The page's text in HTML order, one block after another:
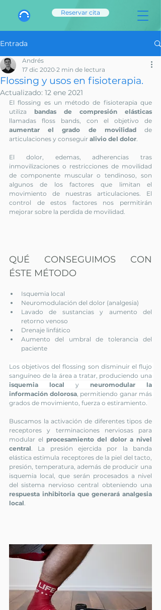
Reservar cita
Entrada
Flossing y usos en fisioterapia.
Andrés
17 dic 2020 2 min de lectura
Actualizado: 12 ene 2021
El flossing es un método de fisioterapia que
utiliza bandas de compresión elásticas
aumentar el grado de movilidad de
articulaciones y conseguir alivio del dolor.
El dolor, edemas, adherencias tras
inmovilizaciones o restricciones de movilidad
de componente muscular o tendinoso, son
algunos de los factores que limitan el
movimiento de nuestras articulaciones. El
control de estos factores nos permitirán
mejorar sobre la perdida de movilidad.
QUÉ CONSEGUIMOS CON
ÉSTE MÉTODO
Isquemia local
Neuromodulación del dolor (analgesia)
Lavado de sustancias y aumento del
retorno venoso
Drenaje linfático
Aumento del umbral de tolerancia del
paciente
Los objetivos del flossing son disminuir el flujo
isquemia local y neuromodular la
información dolorosa, permitiendo ganar más
grados de movimiento, fuerza o estiramiento.
Buscamos la activación de diferentes tipos de
receptores y terminaciones nerviosas para
modular el procesamiento del dolor a nivel
central. La presión ejercida por la banda
elástica estimula receptores de la piel del tacto,
presión, temperatura, además de producir una
isquemia local, que serán procesados a nivel
respuesta inhibitoria que generará analgesia
local.